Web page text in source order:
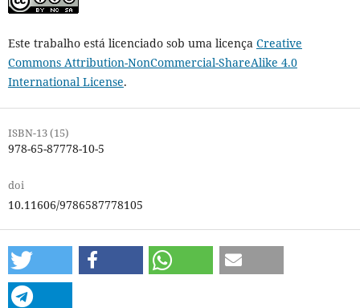
Este trabalho está licenciado sob uma licença Creative
Commons Attribution-NonCommercial-ShareAlike 4.0
International License.
ISBN-13 (15)
978-65-87778-10-5
doi
10.11606/9786587778105